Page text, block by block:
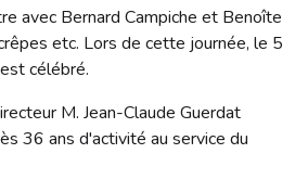
avec Bernard Campiche et Benoîte
etc. Lors de cette journée, le 5
célébré.
M. Jean-Claude Guerdat
36 ans d'activité au service du